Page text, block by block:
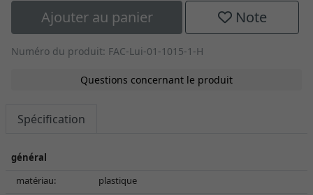
Ajouter au panier Note
Numéro du produit: FAC-Lui-01-1015-1-H
Questions concernant le produit
Spécification
général
matériau:
plastique